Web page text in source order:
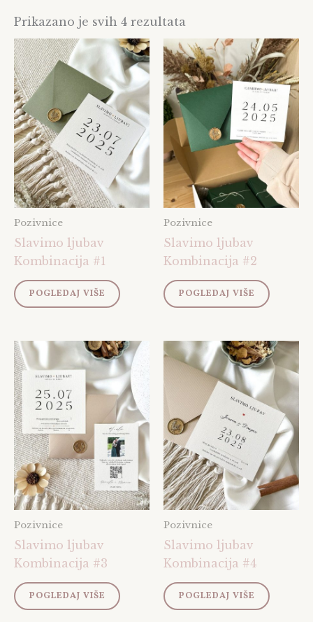
Prikazano je svih 4 rezultata
Pozivnice
Slavimo ljubav
Kombinacija #1
POGLEDAJ VIŠE
Pozivnice
Slavimo ljubav
Kombinacija #2
POGLEDAJ VIŠE
Pozivnice
Slavimo ljubav
Kombinacija #3
POGLEDAJ VIŠE
Pozivnice
Slavimo ljubav
Kombinacija #4
POGLEDAJ VIŠE